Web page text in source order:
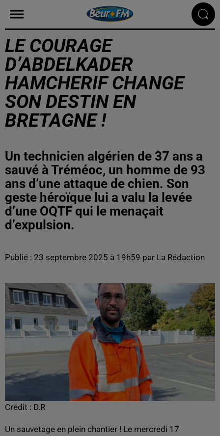
LE COURAGE
D’ABDELKADER
HAMCHERIF CHANGE
SON DESTIN EN
BRETAGNE !
Un technicien algérien de 37 ans a
sauvé à Tréméoc, un homme de 93
ans d’une attaque de chien. Son
geste héroïque lui a valu la levée
d’une OQTF qui le menaçait
d’expulsion.
Publié : 23 septembre 2025 à 19h59 par La Rédaction
Crédit : D.R
Un sauvetage en plein chantier ! Le mercredi 17